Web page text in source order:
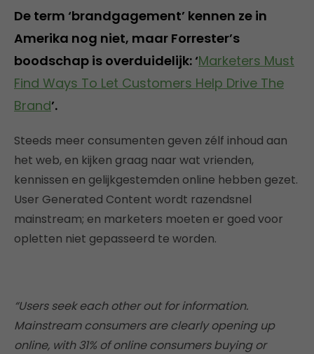
De term ‘brandgagement’ kennen ze in
Amerika nog niet, maar Forrester’s
boodschap is overduidelijk: ‘Marketers Must
Find Ways To Let Customers Help Drive The
Brand’.
Steeds meer consumenten geven zélf inhoud aan
het web, en kijken graag naar wat vrienden,
kennissen en gelijkgestemden online hebben gezet.
User Generated Content wordt razendsnel
mainstream; en marketers moeten er goed voor
opletten niet gepasseerd te worden.
“Users seek each other out for information.
Mainstream consumers are clearly opening up
online, with 31% of online consumers buying or